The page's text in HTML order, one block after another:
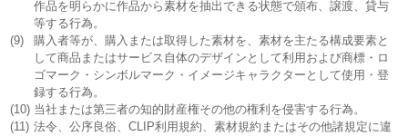
作品を明らかに作品から素材を抽出できる状態で頒布、譲渡、貸与
等する行為。
(9)
購入者等が、購入または取得した素材を、素材を主たる構成要素と
して商品またはサービス自体のデザインとして利用および商標・ロ
ゴマーク・シンボルマーク・イメージキャラクターとして使用・登
録する行為。
(10) 当社または第三者の知的財産権その他の権利を侵害する行為。
(11) 法令、公序良俗、CLIP利用規約、素材規約またはその他諸規定に違